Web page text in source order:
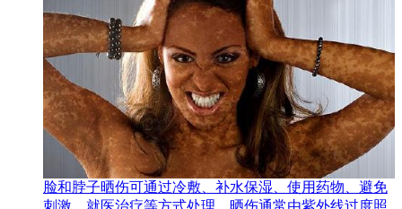
脸和脖子晒伤可通过冷敷、补水保湿、使用药物、避免
刺激、就医治疗等方式处理。晒伤通常由紫外线过度照